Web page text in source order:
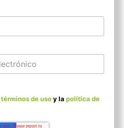
términos de usoy la política de